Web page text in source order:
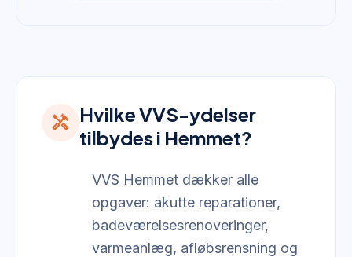
handyman Hvilke VVS-ydelser
tilbydes i Hemmet?
VVS Hemmet dækker alle
opgaver: akutte reparationer,
badeværelsesrenoveringer,
varmeanlæg, afløbsrensning og